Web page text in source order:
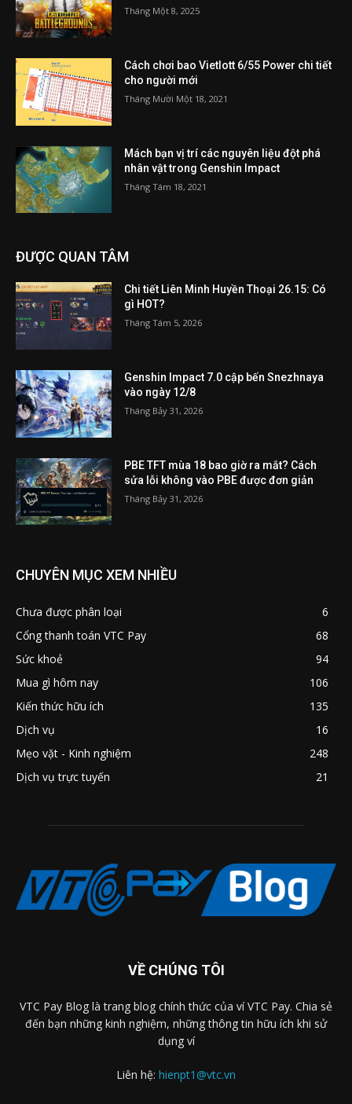
Tháng Một 8, 2025
Cách chơi bao Vietlott 6/55 Power chi tiết
cho người mới
Tháng Mười Một 18, 2021
Mách bạn vị trí các nguyên liệu đột phá
nhân vật trong Genshin Impact
Tháng Tám 18, 2021
ĐƯỢC QUAN TÂM
Chi tiết Liên Minh Huyền Thoại 26.15: Có
gì HOT?
Tháng Tám 5, 2026
Genshin Impact 7.0 cập bến Snezhnaya
vào ngày 12/8
Tháng Bảy 31, 2026
PBE TFT mùa 18 bao giờ ra mắt? Cách
sửa lỗi không vào PBE được đơn giản
Tháng Bảy 31, 2026
CHUYÊN MỤC XEM NHIỀU
Chưa được phân loại
6
Cổng thanh toán VTC Pay
68
Sức khoẻ
94
Mua gì hôm nay
106
Kiến thức hữu ích
135
Dịch vụ
16
Mẹo vặt - Kinh nghiệm
248
Dịch vụ trực tuyến
21
VỀ CHÚNG TÔI
VTC Pay Blog là trang blog chính thức của ví VTC Pay. Chia sẻ
đến bạn những kinh nghiệm, những thông tin hữu ích khi sử
dụng ví
Liên hệ: hienpt1@vtc.vn